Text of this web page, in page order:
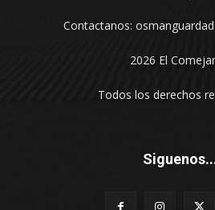
Contactanos:
2026 El
Todos los derechos